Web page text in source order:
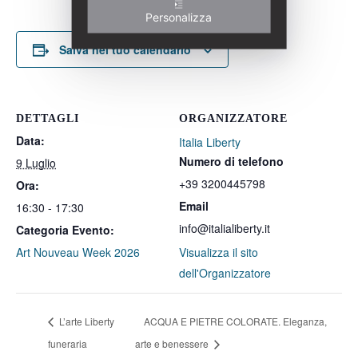
Salva nel tuo calendario
DETTAGLI
Data:
9 Luglio
Ora:
16:30 - 17:30
Categoria Evento:
Art Nouveau Week 2026
ORGANIZZATORE
Italia Liberty
Numero di telefono
+39 3200445798
Email
info@italialiberty.it
Visualizza il sito
dell'Organizzatore
L’arte Liberty
funeraria
ACQUA E PIETRE COLORATE. Eleganza,
arte e benessere
Personalizza